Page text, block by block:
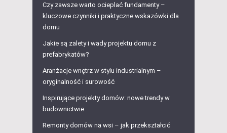
Czy zawsze warto ocieplać fundamenty –
kluczowe czynniki i praktyczne wskazówki dla
domu
Jakie są zalety i wady projektu domu z
prefabrykatów?
Aranżacje wnętrz w stylu industrialnym –
oryginalność i surowość
Inspirujące projekty domów: nowe trendy w
budownictwie
Remonty domów na wsi – jak przekształcić